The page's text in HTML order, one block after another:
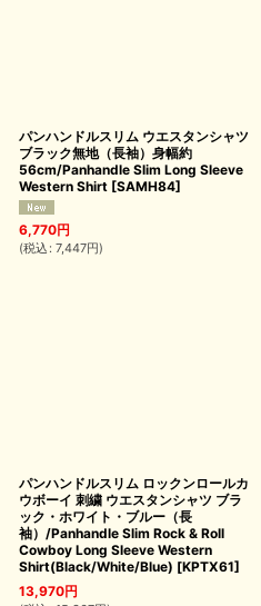
パンハンドルスリム ウエスタンシャツ
ブラック無地（長袖）身幅約
56cm/Panhandle Slim Long Sleeve
Western Shirt [SAMH84]
6,770円
(税込 : 7,447円)
パンハンドルスリム ロックンロールカ
ウボーイ 刺繍 ウエスタンシャツ ブラ
ック・ホワイト・ブルー（長
袖）/Panhandle Slim Rock & Roll
Cowboy Long Sleeve Western
Shirt(Black/White/Blue) [KPTX61]
13,970円